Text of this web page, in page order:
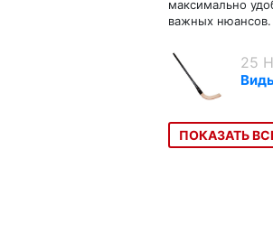
максимально
важных нюансов.
25
ПОКАЗАТЬ